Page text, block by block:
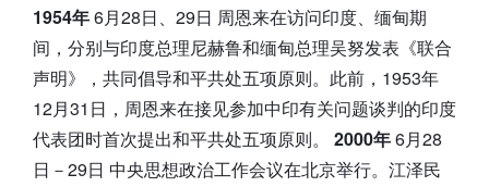
1954年6月28日、29日 周恩来在访问印度、缅甸期
间，分别与印度总理尼赫鲁和缅甸总理吴努发表《联合
声明》，共同倡导和平共处五项原则。此前，1953年
12月31日，周恩来在接见参加中印有关问题谈判的印度
代表团时首次提出和平共处五项原则。 2000年6月28
日－29日 中央思想政治工作会议在北京举行。江泽民